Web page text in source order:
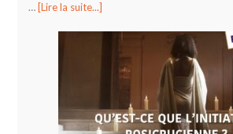
… [Lire la suite...]